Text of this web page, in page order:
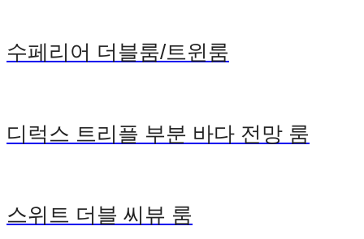
수페리어 더블룸/트윈룸
디럭스 트리플 부분 바다 전망 룸
스위트 더블 씨뷰 룸